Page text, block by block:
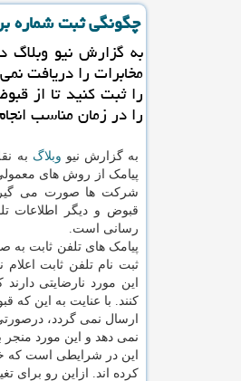
چگونگی ثبت شماره
به گزارش نیو وبلاگ
مخابرات را دریافت
را ثبت كنید تا از
را در زمان مناسب
به گزارش نیو وبلاگ به
پیامک از روش های
شرکت ها صورت می
قبوض و دیگر اطلاعات
رسانی است.
پیامک های تلفن ثابت
ثبت نام تلفن ثابت
این مورد نارضایتی
کنند. با عنایت به این
ارسال نمی گردد،
نمی دهد و این مورد
این در شرایطی است که